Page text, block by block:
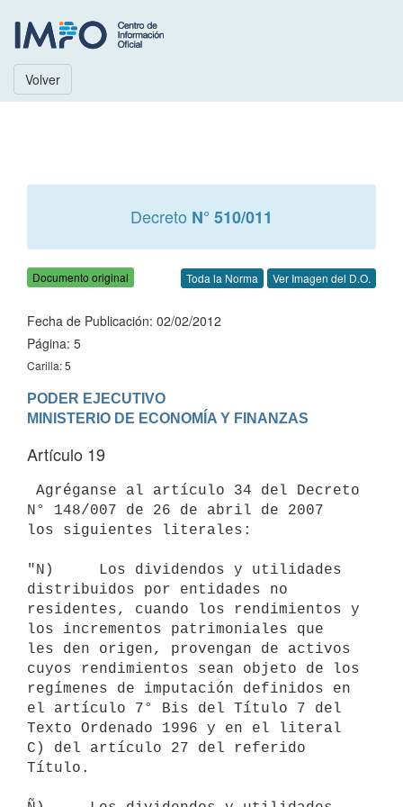
Volver
Decreto N° 510/011
Documento original Toda la Norma Ver Imagen del D.O.
Fecha de Publicación: 02/02/2012
Página: 5
Carilla: 5
PODER EJECUTIVO
Artículo 19
N° 148/007 de 26 de abril de 2007
los siguientes literales:
"N)     Los dividendos y utilidades
distribuidos por entidades no
residentes, cuando los rendimientos y
los incrementos patrimoniales que
les den origen, provengan de activos
cuyos rendimientos sean objeto de los
regímenes de imputación definidos en
el artículo 7° Bis del Título 7 del
Texto Ordenado 1996 y en el literal
C) del artículo 27 del referido
Título.